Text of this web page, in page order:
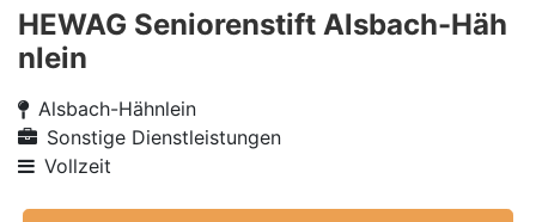
HEWAG Seniorenstift Alsbach-Häh
nlein
Alsbach-Hähnlein
Sonstige Dienstleistungen
Vollzeit